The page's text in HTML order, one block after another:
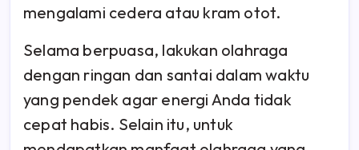
mengalami cedera atau kram otot.
Selama berpuasa, lakukan olahraga
dengan ringan dan santai dalam waktu
yang pendek agar energi Anda tidak
cepat habis. Selain itu, untuk